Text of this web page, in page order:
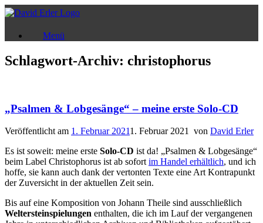
Zum
Inhalt
Menü
Schlagwort-Archiv: christophorus
„Psalmen & Lobgesänge“ – meine erste Solo-CD
Veröffentlicht am 1. Februar 20211. Februar 2021 von David Erler
Es ist soweit: meine erste Solo-CD ist da! „Psalmen & Lobgesänge“
beim Label Christophorus ist ab sofort im Handel erhältlich, und ich
hoffe, sie kann auch dank der vertonten Texte eine Art Kontrapunkt
der Zuversicht in der aktuellen Zeit sein.
Bis auf eine Komposition von Johann Theile sind ausschließlich
Weltersteinspielungen enthalten, die ich im Lauf der vergangenen